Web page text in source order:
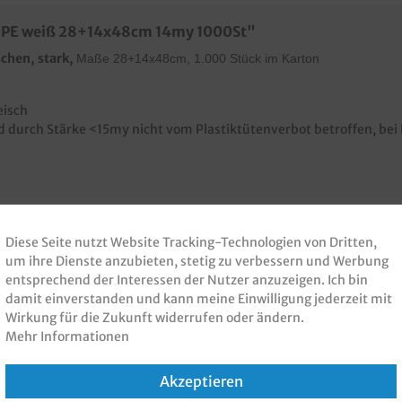
weiß 28+14x48cm 14my 1000St"
stark, Maße 28+14x48cm, 1.000 Stück im Karton
Stärke <15my nicht vom Plastiktütenverbot betroffen,
GEKAUFT
Diese Seite nutzt Website Tracking-Technologien von Dritten,
um ihre Dienste anzubieten, stetig zu verbessern und Werbung
entsprechend der Interessen der Nutzer anzuzeigen. Ich bin
damit einverstanden und kann meine Einwilligung jederzeit mit
Wirkung für die Zukunft widerrufen oder ändern.
Mehr Informationen
Akzeptieren